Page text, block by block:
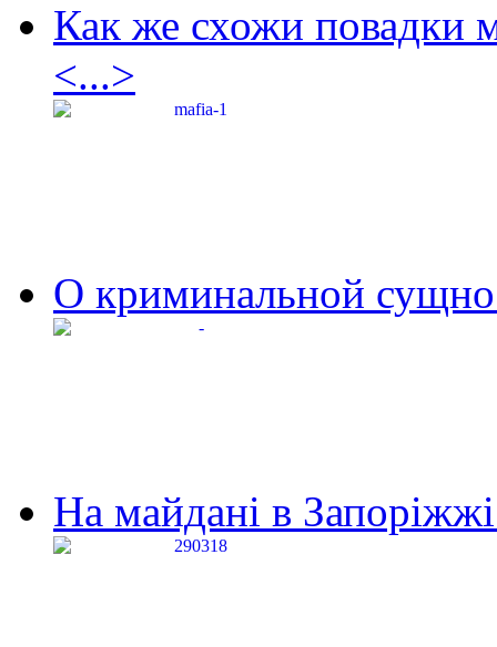
Как же схожи повадки
<...>
О криминальной
На майдані в